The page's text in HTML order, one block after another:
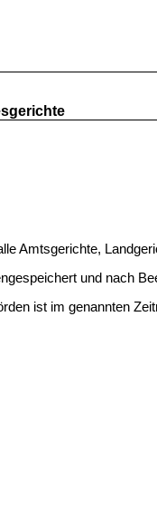
Amtsgerichte,
und nach
ist im genannten